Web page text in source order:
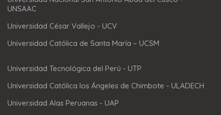
UNSAAC
Universidad César Vallejo - UCV
Universidad Católica de Santa María – UCSM
Universidad Tecnológica del Perú - UTP
Universidad Católica los Ángeles de Chimbote - ULADECH
Universidad Alas Peruanas - UAP